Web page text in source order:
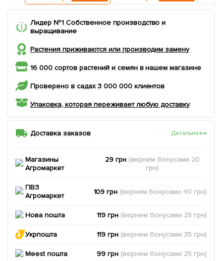
Лидер №1 Собственное производство и
выращивание
Растения приживаются или производим замену
16 000 сортов растений и семян в нашем магазине
Проверено в садах 3 000 000 клиентов
Упаковка, которая переживает любую доставку
Доставка заказов Детальнее→
Магазины
Агромаркет
29 грн (вернем бонусами 20
грн)
ПВЗ
Агромаркет
109 грн (вернем бонусами 40 грн)
Нова пошта 119 грн (вернем бонусами 25 грн)
Укрпошта 119 грн (вернем бонусами35 грн)
Meest пошта 99 грн (вернем бонусами 25 грн)